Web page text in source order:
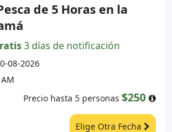
de 5 Horas en la
3 días de notificación
08-2026
Precio hasta 5 personas $250
Elige Otra Fecha